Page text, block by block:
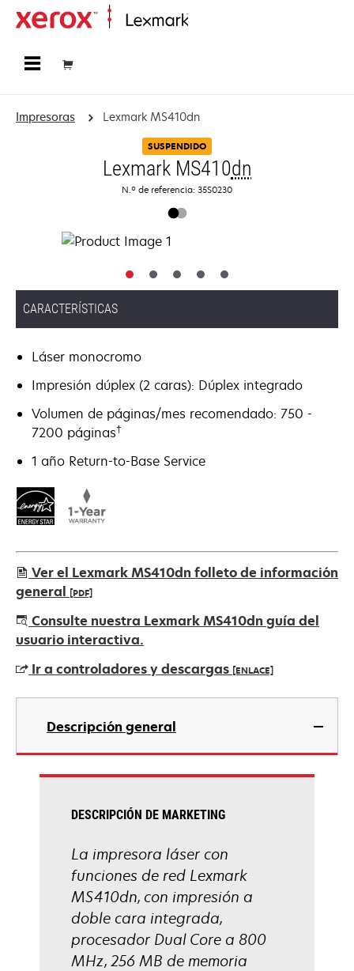
Impresoras Lexmark MS410dn
SUSPENDIDO
Lexmark MS410dn
N.º de referencia: 35S0230
CARACTERÍSTICAS
Láser monocromo
Impresión dúplex (2 caras): Dúplex integrado
Volumen de páginas/mes recomendado: 750 -
7200 páginas†
1 año Return-to-Base Service
Ver el Lexmark MS410dn folleto de información
general [PDF]
se
abre
una
pestaña
Consulte nuestra Lexmark MS410dn guía del
usuario interactiva.
Ir a controladores y descargas [ENLACE]
se
una
pestaña
Descripción general
DESCRIPCIÓN DE MARKETING
La impresora láser con
funciones de red Lexmark
MS410dn, con impresión a
doble cara integrada,
procesador Dual Core a 800
MHz, 256 MB de memoria